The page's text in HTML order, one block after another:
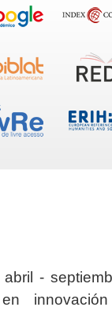
-